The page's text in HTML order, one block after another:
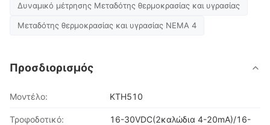
Δυναμικό μέτρησης Μεταδότης θερμοκρασίας και υγρασίας
Μεταδότης θερμοκρασίας και υγρασίας NEMA 4
Προσδιορισμός
Μοντέλο: KTH510
Τροφοδοτικό:
16-30VDC(2καλώδια 4-20mA)/16-